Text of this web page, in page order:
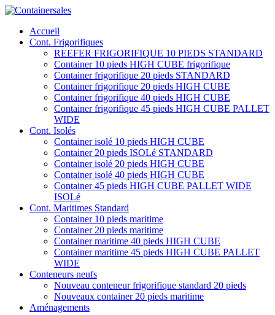
Accueil
Cont. Frigorifiques
REEFER FRIGORIFIQUE 10 PIEDS STANDARD
Container 10 pieds HIGH CUBE frigorifique
Container frigorifique 20 pieds STANDARD
Container frigorifique 20 pieds HIGH CUBE
Container frigorifique 40 pieds HIGH CUBE
Container frigorifique 45 pieds HIGH CUBE PALLET
WIDE
Cont. Isolés
Container isolé 10 pieds HIGH CUBE
Container 20 pieds ISOLé STANDARD
Container isolé 20 pieds HIGH CUBE
Container isolé 40 pieds HIGH CUBE
Container 45 pieds HIGH CUBE PALLET WIDE
ISOLé
Cont. Maritimes Standard
Container 10 pieds maritime
Container 20 pieds maritime
Container maritime 40 pieds HIGH CUBE
Container maritime 45 pieds HIGH CUBE PALLET
WIDE
Conteneurs neufs
Nouveau conteneur frigorifique standard 20 pieds
Nouveaux container 20 pieds maritime
Aménagements